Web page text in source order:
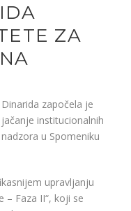
ZA
započela je
institucionalnih
u Spomeniku
upravljanju
– Faza II“, koji se